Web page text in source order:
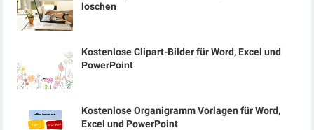
löschen
Kostenlose Clipart-Bilder für Word, Excel und
PowerPoint
Kostenlose Organigramm Vorlagen für Word,
Excel und PowerPoint